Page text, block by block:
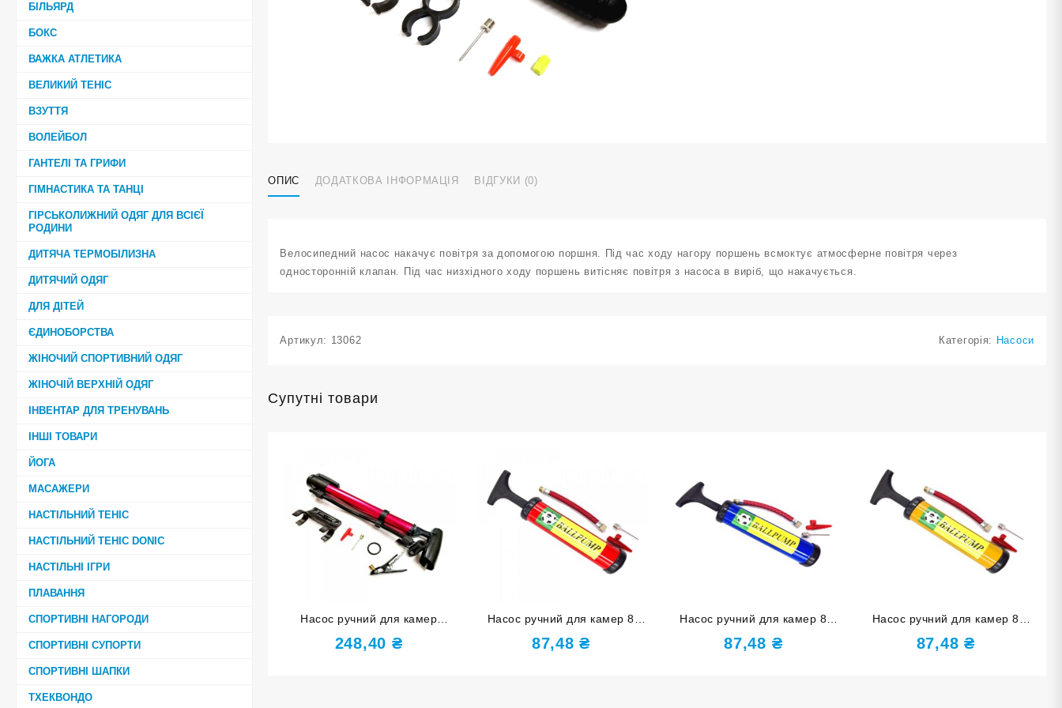
БІЛЬЯРД
БОКС
ВАЖКА АТЛЕТИКА
ВЕЛИКИЙ ТЕНІС
ВЗУТТЯ
ВОЛЕЙБОЛ
ГАНТЕЛІ ТА ГРИФИ
ГІМНАСТИКА ТА ТАНЦІ
ГІРСЬКОЛИЖНИЙ ОДЯГ ДЛЯ ВСІЄЇ
РОДИНИ
ДИТЯЧА ТЕРМОБІЛИЗНА
ДИТЯЧИЙ ОДЯГ
ДЛЯ ДІТЕЙ
ЄДИНОБОРСТВА
ЖІНОЧИЙ СПОРТИВНИЙ ОДЯГ
ЖІНОЧІЙ ВЕРХНІЙ ОДЯГ
ІНВЕНТАР ДЛЯ ТРЕНУВАНЬ
ІНШІ ТОВАРИ
ЙОГА
МАСАЖЕРИ
НАСТІЛЬНИЙ ТЕНІС
НАСТІЛЬНИЙ ТЕНІС DONIC
НАСТІЛЬНІ ІГРИ
ПЛАВАННЯ
СПОРТИВНІ НАГОРОДИ
СПОРТИВНІ СУПОРТИ
СПОРТИВНІ ШАПКИ
ТХЕКВОНДО
ОПИС ДОДАТКОВА ІНФОРМАЦІЯ ВІДГУКИ (0)
Велосипедний насос накачує повітря за допомогою поршня. Під час ходу нагору поршень всмоктує атмосферне повітря через
односторонній клапан. Під час низхідного ходу поршень витісняє повітря з насоса в виріб, що накачується.
Артикул: 13062 Категорія: Насоси
Супутні товари
Насос ручний для камер
червоний 330-К
248,40 ₴
Насос ручний для камер 8
дюймів червоний 8″-К
87,48₴
Насос ручний для камер 8
дюймів синій 8″-С
87,48 ₴
Насос ручний для камер 8
дюймів жовтий 8″-Ж
87,48 ₴